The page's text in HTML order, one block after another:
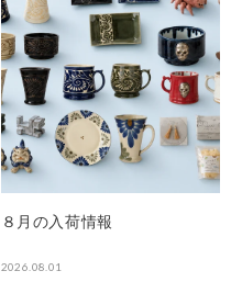
８月の入荷情報
2026.08.01